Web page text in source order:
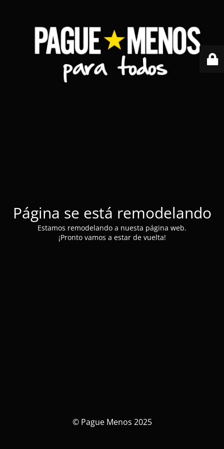
Página se está remodelando
Estamos remodelando a nuesta página web.
¡Pronto vamos a estar de vuelta!
© Pague Menos 2025